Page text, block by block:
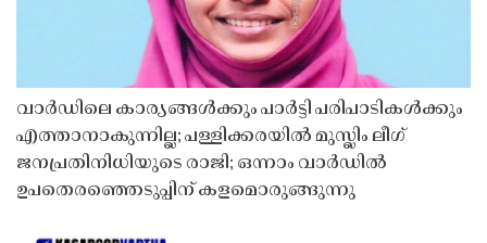
വാർഡിലെ കാര്യങ്ങൾക്കും പാർട്ടി പരിപാടികൾക്കും
എത്താനാകുന്നില്ല; പള്ളിക്കരയിൽ മുസ്ലിം ലീഗ്
ജനപ്രതിനിധിയുടെ രാജി; ഒന്നാം വാർഡിൽ
ഉപതെരഞ്ഞെടുപ്പിന് കളമൊരുങ്ങുന്നു